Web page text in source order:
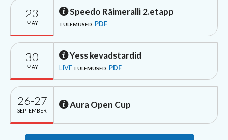
23
MAY
Speedo Räimeralli 2.etapp
TULEMUSED: PDF
30
MAY
Yess kevadstardid
LIVE TULEMUSED: PDF
26-27
SEPTEMBER
Aura Open Cup